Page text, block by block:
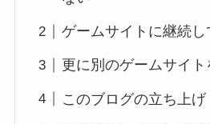
ゲームサイトに継続し
更に別のゲームサイト
このブログの立ち上げ